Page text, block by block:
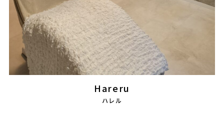
採用情報
製品導入について
お問い合わせ
Hareru
ハレル